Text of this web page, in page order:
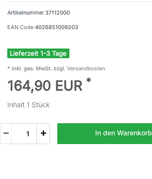
Artikelnummer 37112000
EAN Code 4026851009203
Lieferzeit 1-3 Tage
* inkl. ges. MwSt. zzgl. Versandkosten
164,90 EUR *
Inhalt 1 Stück
In den Warenkorb